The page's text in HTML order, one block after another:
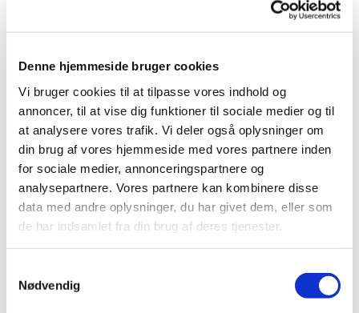
Denne hjemmeside bruger cookies
Vi bruger cookies til at tilpasse vores indhold og
annoncer, til at vise dig funktioner til sociale medier og til
at analysere vores trafik. Vi deler også oplysninger om
din brug af vores hjemmeside med vores partnere inden
for sociale medier, annonceringspartnere og
analysepartnere. Vores partnere kan kombinere disse
data med andre oplysninger, du har givet dem, eller som
de har indsamlet fra din brug af deres tjenester.
Nødvendig